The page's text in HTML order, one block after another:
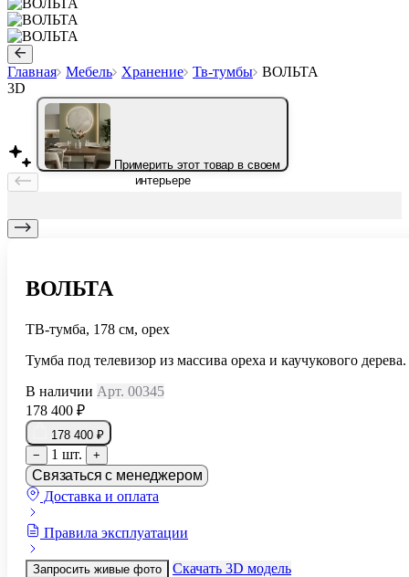
Главная Мебель Хранение Тв-тумбы ВОЛЬТА
3D
Примерить этот товар в своем
интерьере
ВОЛЬТА
ТВ-тумба, 178 см, орех
Тумба под телевизор из массива ореха и каучукового дерева.
В наличии Арт. 00345
178 400 ₽
178 400 ₽
−
1 шт. +
Связаться с менеджером
Доставка и оплата
Правила эксплуатации
Запросить живые фото Скачать 3D модель